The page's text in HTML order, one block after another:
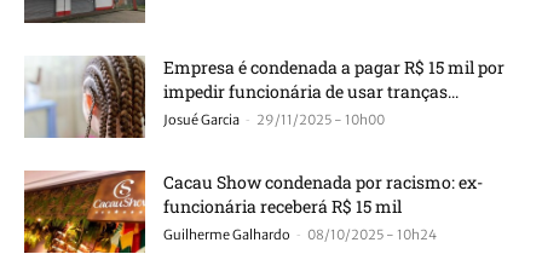
Empresa é condenada a pagar R$ 15 mil por
impedir funcionária de usar tranças...
Josué Garcia - 29/11/2025 - 10h00
Cacau Show condenada por racismo: ex-
funcionária receberá R$ 15 mil
Guilherme Galhardo - 08/10/2025 - 10h24